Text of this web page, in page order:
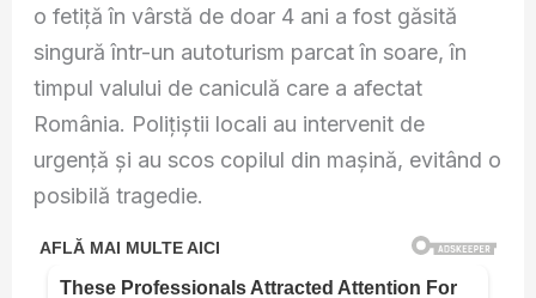
o fetiță în vârstă de doar 4 ani a fost găsită
singură într-un autoturism parcat în soare, în
timpul valului de caniculă care a afectat
România. Polițiștii locali au intervenit de
urgență și au scos copilul din mașină, evitând o
posibilă tragedie.